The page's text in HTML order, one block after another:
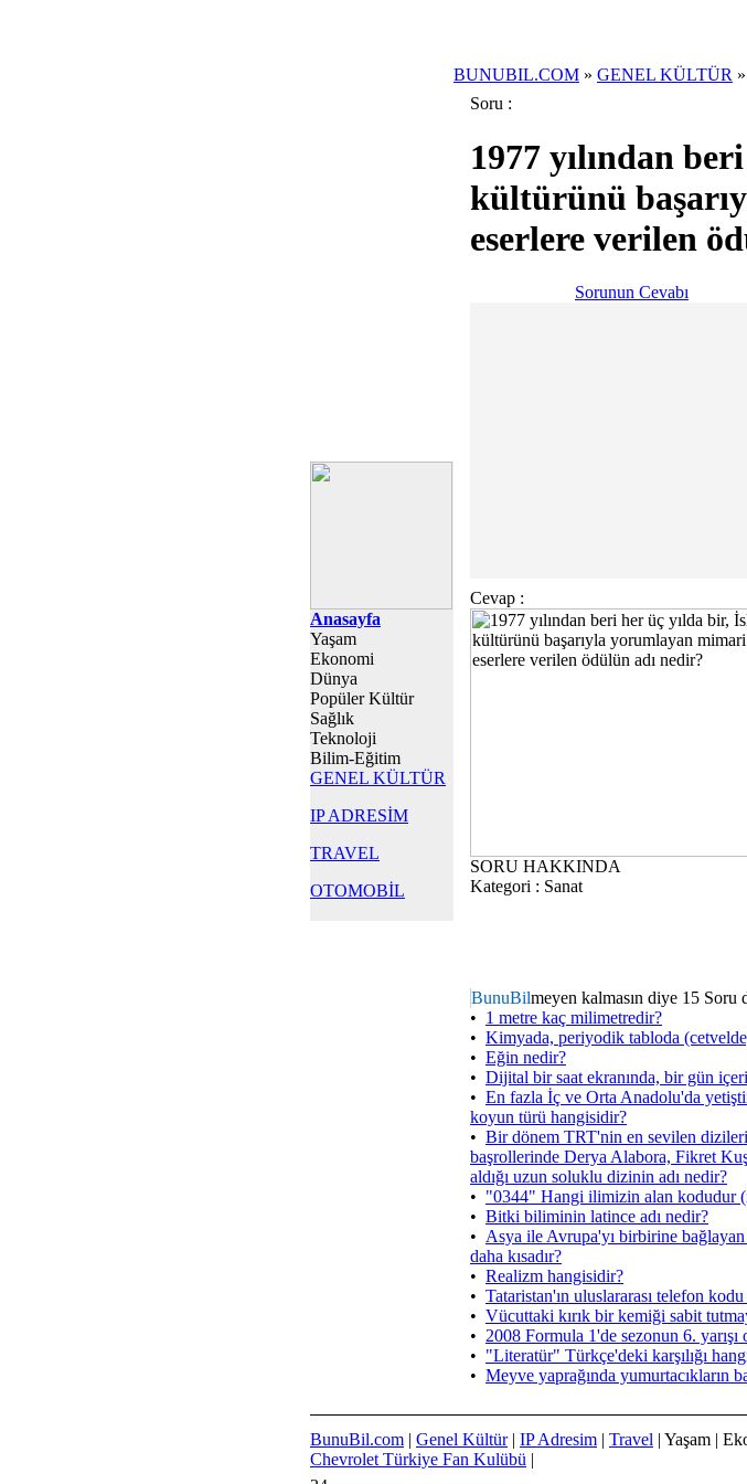
Anasayfa
Yaşam
Ekonomi
Dünya
Popüler Kültür
Sağlık
Teknoloji
Bilim-Eğitim
GENEL KÜLTÜR
IP ADRESİM
TRAVEL
OTOMOBİL
BUNUBIL.COM » GENEL KÜLTÜR »
Soru :
1977 yılından
kültürünü
eserlere verilen
Sorunun Cevabı
Cevap :
SORU HAKKINDA
Kategori : Sanat
BunuBilmeyen kalmasın diye 15 Soru
• 1 metre kaç milimetredir?
• Kimyada, periyodik tabloda
• Eğin nedir?
• Dijital bir saat ekranında, bir gün
• En fazla İç ve Orta Anadolu'da
koyun türü hangisidir?
• Bir dönem TRT'nin en sevilen
başrollerinde Derya Alabora, Fikret
aldığı uzun soluklu dizinin adı nedir?
• "0344" Hangi ilimizin alan kodudur
• Bitki biliminin latince adı nedir?
• Asya ile Avrupa'yı birbirine
daha kısadır?
• Realizm hangisidir?
• Tataristan'ın uluslararası telefon
• Vücuttaki kırık bir kemiği sabit
• 2008 Formula 1'de sezonun 6.
• "Literatür" Türkçe'deki karşılığı
• Meyve yaprağında yumurtacıkların
BunuBil.com | Genel Kültür| IP Adresim | Travel | Yaşam |
Chevrolet Türkiye Fan Kulübü |